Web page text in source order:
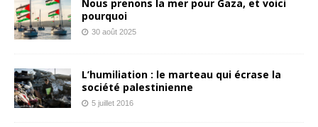
Nous prenons la mer pour Gaza, et voici
pourquoi
30 août 2025
L’humiliation : le marteau qui écrase la
société palestinienne
5 juillet 2016